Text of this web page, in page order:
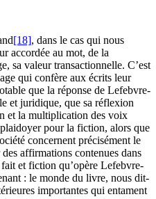
[18], dans le cas qui nous
accordée au mot, de la
sa valeur transactionnelle. C’est
qui confère aux écrits leur
que la réponse de Lefebvre-
et juridique, que sa réflexion
et la multiplication des voix
pour la fiction, alors que
concernent précisément le
affirmations contenues dans
et fiction qu’opère Lefebvre-
: le monde du livre, nous dit-
importantes qui entament